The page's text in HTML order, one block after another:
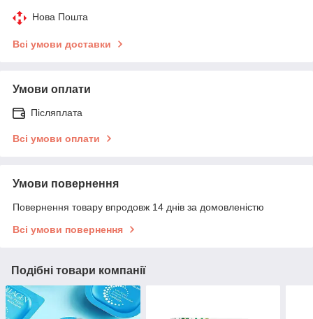
Нова Пошта
Всі умови доставки
Умови оплати
Післяплата
Всі умови оплати
Умови повернення
Повернення товару впродовж 14 днів за домовленістю
Всі умови повернення
Подібні товари компанії